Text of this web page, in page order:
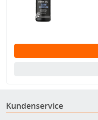
Kundenservice